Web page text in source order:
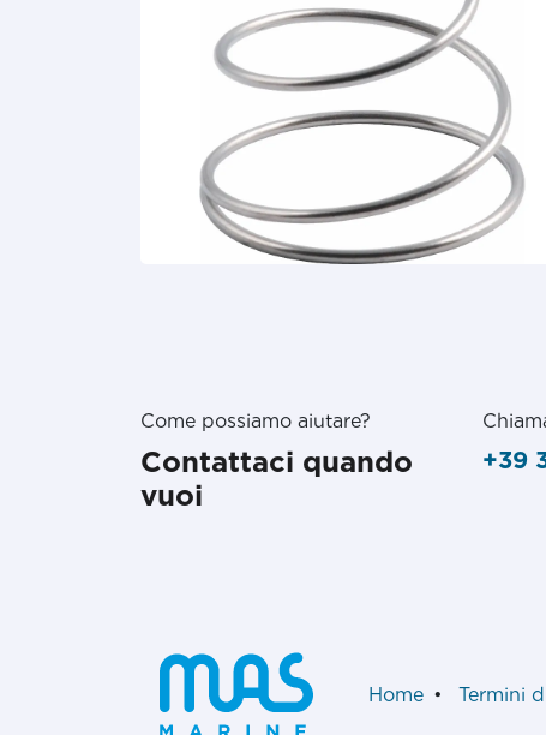
Come possiamo aiutare?
Contattaci quando
vuoi
+39
Home • Termini